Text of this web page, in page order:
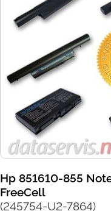
Hp 851610-855
FreeCell
(245754-U2-7864)